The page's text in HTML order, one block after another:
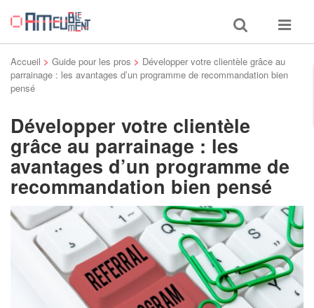
Toggle
search
Toggle
Accueil > Guide pour les pros > Développer votre clientèle grâce au
parrainage : les avantages d’un programme de recommandation bien
pensé
Développer votre clientèle
grâce au parrainage : les
avantages d’un programme de
recommandation bien pensé